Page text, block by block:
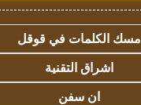
مسك الكلمات في قوقل
اشراق التقنية
ان سفن